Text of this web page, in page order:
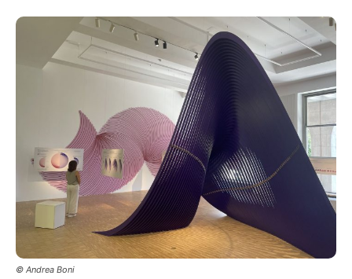
© Andrea Boni